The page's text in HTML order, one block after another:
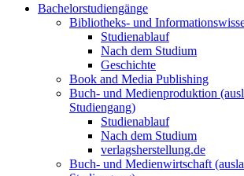
Bachelorstudiengänge
Bibliotheks- und
Studienablauf
Nach dem Studium
Geschichte
Book and Media Publishing
Buch- und Medienproduktion
Studiengang)
Studienablauf
Nach dem Studium
verlagsherstellung.de
Buch- und Medienwirtschaft